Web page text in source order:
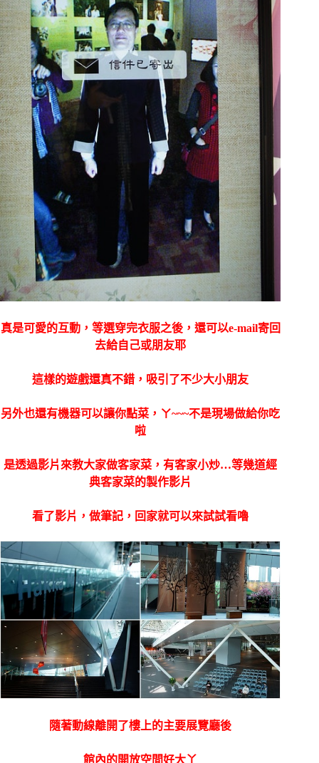
真是可愛的互動，等選穿完衣服之後，還可以e-mail寄回
去給自己或朋友耶
這樣的遊戲還真不錯，吸引了不少大小朋友
另外也還有機器可以讓你點菜，ㄚ~~~不是現場做給你吃
啦
是透過影片來教大家做客家菜，有客家小炒…等幾道經
典客家菜的製作影片
看了影片，做筆記，回家就可以來試試看嚕
隨著動線離開了樓上的主要展覽廳後
館內的開放空間好大丫